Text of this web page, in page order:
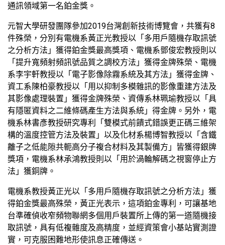
通訊領域第一名鉑金獎。
元智大學研發團隊參加2019台灣創新技術博覽會，共獲有8
件殊榮，分別有電機系黃正光教授以「多用戶隨機存取訊號
之分析方法」獲得鉑金獎最高獎項、電機系鄧俊宏教授則以
「提升寬頻射頻訊號品質之調校方法」獲得金牌殊榮、電機
系李宇軒教授以「電子影像除霧系統及其方法」獲得金牌、
資工系陳柏豪教授以「用以抑制多模雜訊的影像重建方法及
其影像處理裝置」獲得金牌殊榮、資傳系林珮瑜教授以「具
有隱匿資料之二維條碼產生方法與系統」得金牌。另外，電
機系林書彥教授研究專利「雙模式前饋式錯誤更正碼三維架
構的溫度控管方法及裝置」以及化材系楊博智教授以「含鐵
離子之低能隙共軛高分子複合材料及其製備方」皆獲得銀牌
獎項，電機系林承鴻教授則以「用於渦輪解碼之視窗停止方
法」獲銅牌。
電機系教授黃正光以「多用戶隨機存取訊號之分析方法」獲
得鉑金獎最高殊榮，黃正光表示，這項鉑金專利，可讓基地
台準確偵收窄頻物聯網多個用戶裝置所上傳的第一道隨機接
取訊號，具有低複雜度及高精度，並經資策會小基站實測證
實，可克服困難地形使訊息正確傳送。